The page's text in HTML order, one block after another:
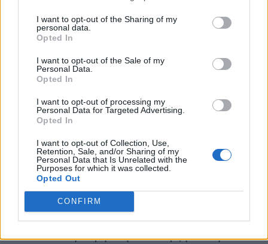
I want to opt-out of the Sharing of my
personal data.
Opted In
I want to opt-out of the Sale of my
Personal Data.
Opted In
I want to opt-out of processing my
Personal Data for Targeted Advertising.
Opted In
I want to opt-out of Collection, Use,
Retention, Sale, and/or Sharing of my
Personal Data that Is Unrelated with the
Purposes for which it was collected.
Opted Out
CONFIRM
Ολομέλεια που πραγματοποιήθηκε στο Μπακού
του Αζερμπαϊτζάν. «Ο κοινοβουλευτικός αυτός
θεσμός διαδραματίζει σημαντικό ρόλο, ειδικά
στις παρούσες συνθήκες εξαιρετικής
ενίσχυση της περιφερειακής συνεργασίας»,
τόνισε. «Την πρόταση υποψηφιότητας της κ.
Βούλτεψη υπέγραψαν η Τουρκία, η Βουλγαρία
και η Βόρεια Μακεδονία και υπερψήφισαν όλες
οι χώρες. Αποδείχθηκε έτσι στην πράξη η
πολύχρονη συστηματική δουλειά της Ελλάδας
στο πλαίσιο του Οργανισμού, ως χώρα που
επιδιώκει την ειρηνική συνύπαρξη και την